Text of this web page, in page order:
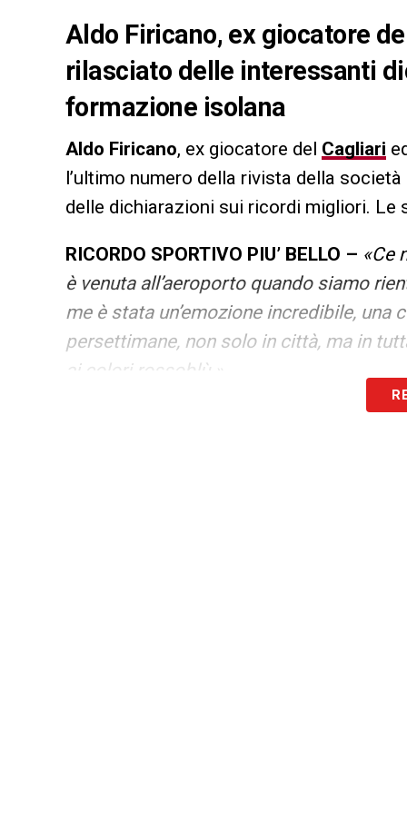
Aldo Firicano, ex giocatore
rilasciato delle interessanti
formazione isolana
Aldo Firicano, ex giocatore del Cagliari
l’ultimo numero della rivista della
delle dichiarazioni sui ricordi migliori. Le
RICORDO SPORTIVO PIU’ BELLO – «Ce
è venuta all’aeroporto quando siamo
me è stata un’emozione incredibile, una
persettimane, non solo in città, ma in
ai colori rossoblù.»